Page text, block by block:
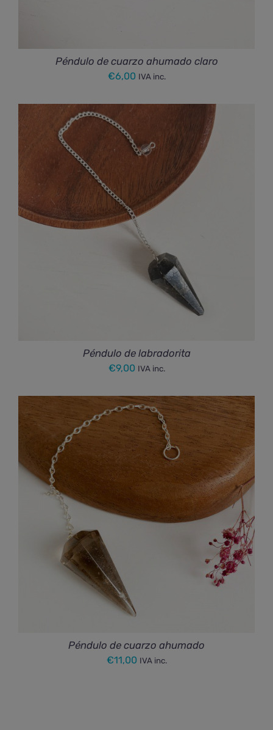
Péndulo de cuarzo ahumado claro
€6,00 IVA inc.
Péndulo de labradorita
€9,00 IVA inc.
Péndulo de cuarzo ahumado
€11,00 IVA inc.